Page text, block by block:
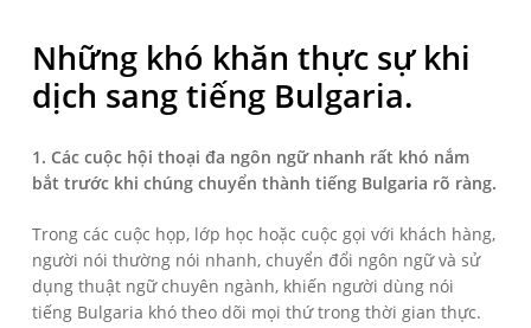
Những khó khăn thực sự khi
dịch sang tiếng Bulgaria.
1. Các cuộc hội thoại đa ngôn ngữ nhanh rất khó nắm
bắt trước khi chúng chuyển thành tiếng Bulgaria rõ ràng.
Trong các cuộc họp, lớp học hoặc cuộc gọi với khách hàng,
người nói thường nói nhanh, chuyển đổi ngôn ngữ và sử
dụng thuật ngữ chuyên ngành, khiến người dùng nói
tiếng Bulgaria khó theo dõi mọi thứ trong thời gian thực.